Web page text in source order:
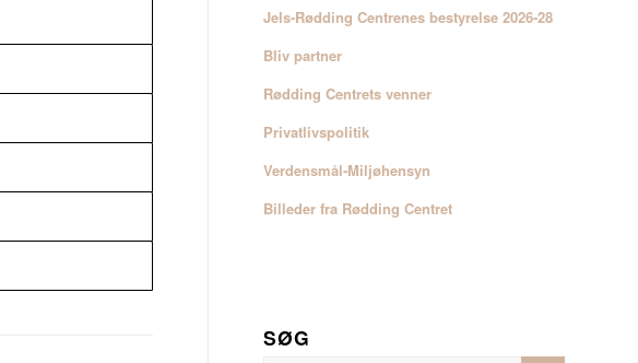
Jels-Rødding Centrenes bestyrelse 2026-28
Bliv partner
Rødding Centrets venner
Privatlivspolitik
Verdensmål-Miljøhensyn
Billeder fra Rødding Centret
SØG